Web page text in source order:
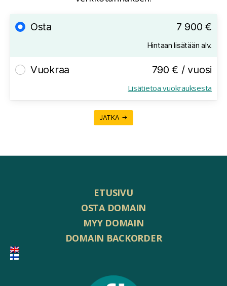
Osta 7 900 €
Hintaan lisätään alv.
Vuokraa 790 € / vuosi
Lisätietoa vuokrauksesta
JATKA →
ETUSIVU
OSTA DOMAIN
MYY DOMAIN
DOMAIN BACKORDER